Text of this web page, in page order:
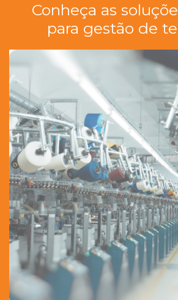
Conheça as
para gestão de